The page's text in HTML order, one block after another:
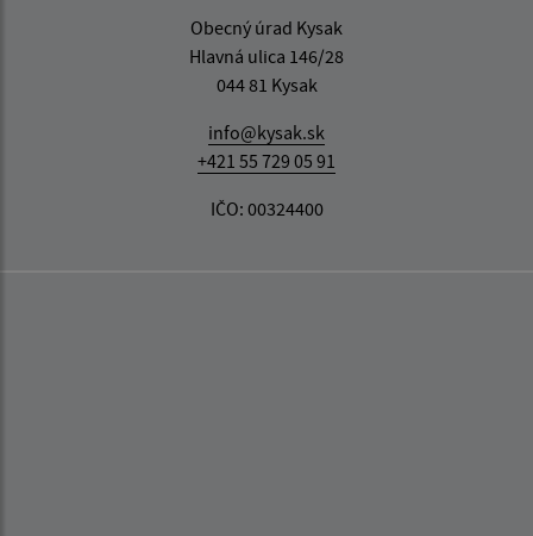
Obecný úrad Kysak
Hlavná ulica 146/28
044 81 Kysak
info@kysak.sk
+421 55 729 05 91
IČO: 00324400